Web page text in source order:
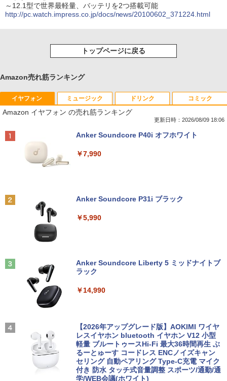
～12.1型で世界最軽量、バッテリを2つ搭載可能
http://pc.watch.impress.co.jp/docs/news/20100602_371224.html
トップページに戻る
Amazon売れ筋ランキング
イヤフォン
Amazon イヤフォン の売れ筋ランキング
更新日時：2026/08/09 18:06
Anker Soundcore P40i オフホワイト
￥7,990
Anker Soundcore P31i ブラック
￥5,990
Anker Soundcore Liberty 5 ミッドナイトブ
ラック
￥14,990
【2026年アップグレード版】AOKIMI ワイヤ
レスイヤホン bluetooth イヤホン V12 小型
軽量 ブルートゥースHi-Fi 最大36時間再生 ぶ
るーとゅーす コードレス ENCノイズキャン
セリング 自動ペアリング Type-C充電 マイク
付き 防水 タッチ式音量調整 スポーツ/通勤/通
学/WEB会議(ホワイト)
ミュージック ドリンク コミック